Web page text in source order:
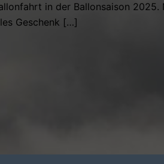
in der Ballonsaison 2025.
Geschenk […]